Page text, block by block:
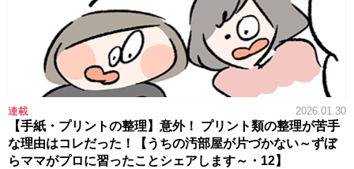
連載 2026.01.30
【手紙・プリントの整理】意外！ プリント類の整理が苦手
な理由はコレだった！【うちの汚部屋が片づかない～ずぼ
らママがプロに習ったことシェアします～・12】